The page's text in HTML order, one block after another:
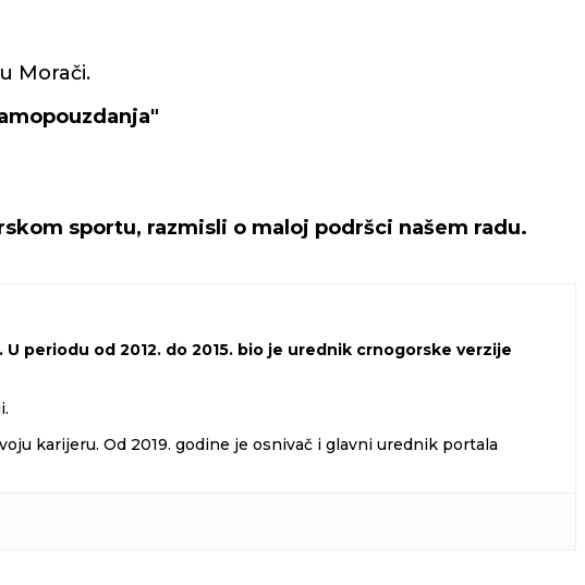
Morači.
sportu, razmisli o maloj podršci našem radu.
periodu od 2012. do 2015. bio je urednik crnogorske verzije
karijeru. Od 2019. godine je osnivač i glavni urednik portala